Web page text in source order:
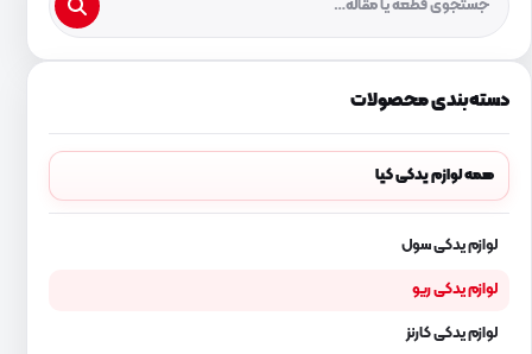
دسته‌بندی محصولات
همه لوازم یدکی کیا
لوازم یدکی سول
لوازم یدکی ریو
لوازم یدکی کارنز